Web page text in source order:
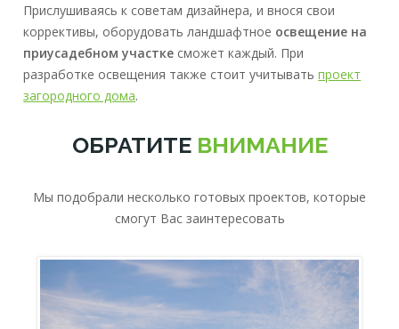
Прислушиваясь к советам дизайнера, и внося свои
коррективы, оборудовать ландшафтное освещение на
приусадебном участке сможет каждый. При
разработке освещения также стоит учитыватьпроект
загородного дома.
ОБРАТИТЕ ВНИМАНИЕ
Мы подобрали несколько готовых проектов, которые
смогут Вас заинтересовать